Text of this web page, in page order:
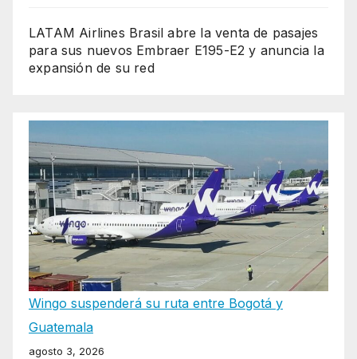
LATAM Airlines Brasil abre la venta de pasajes
para sus nuevos Embraer E195-E2 y anuncia la
expansión de su red
Wingo suspenderá su ruta entre Bogotá y
Guatemala
agosto 3, 2026